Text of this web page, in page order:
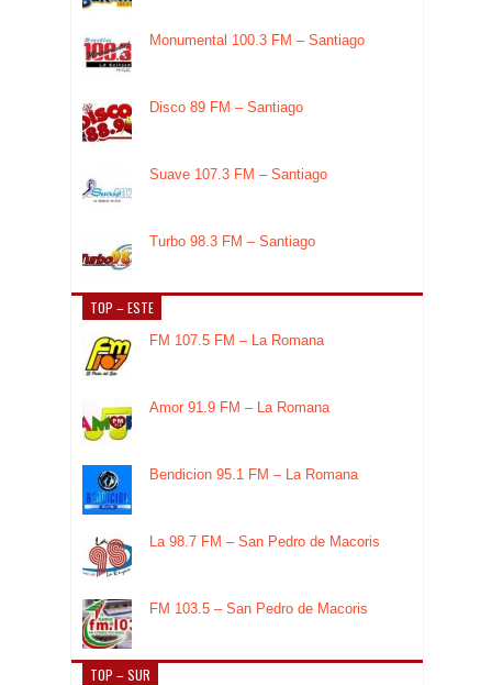
Monumental 100.3 FM – Santiago
Disco 89 FM – Santiago
Suave 107.3 FM – Santiago
Turbo 98.3 FM – Santiago
TOP – ESTE
FM 107.5 FM – La Romana
Amor 91.9 FM – La Romana
Bendicion 95.1 FM – La Romana
La 98.7 FM – San Pedro de Macoris
FM 103.5 – San Pedro de Macoris
TOP – SUR